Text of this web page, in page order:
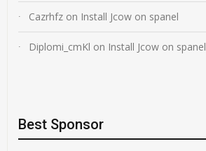
Cazrhfz on Install Jcow on spanel
Diplomi_cmKl on Install Jcow on spanel
Best Sponsor